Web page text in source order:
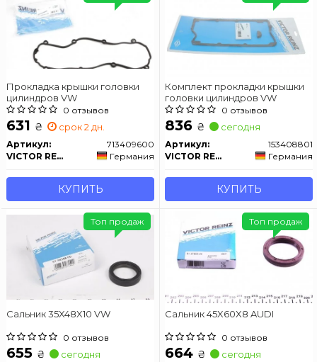
Прокладка крышки головки
цилиндров VW
0 отзывов
631 ₴ срок 2 дн.
Артикул:
713409600
VICTOR REINZ
Германия
КУПИТЬ
Комплект прокладки крышки
головки цилиндров VW
0 отзывов
836 ₴ сегодня
Артикул:
153408801
VICTOR REINZ
Германия
КУПИТЬ
Сальник 35X48X10 VW
0 отзывов
655 ₴ сегодня
Топ продаж
Сальник 45X60X8 AUDI
0 отзывов
664 ₴ сегодня
Топ продаж